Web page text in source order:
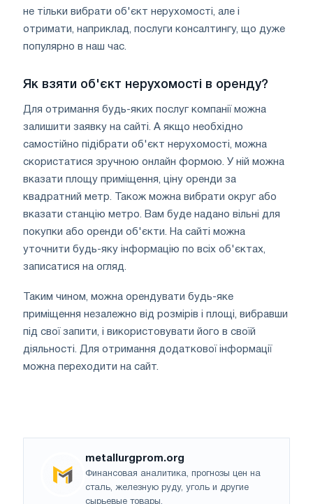
не тільки вибрати об'єкт нерухомості, але і
отримати, наприклад, послуги консалтингу, що дуже
популярно в наш час.
Як взяти об'єкт нерухомості в оренду?
Для отримання будь-яких послуг компанії можна
залишити заявку на сайті. А якщо необхідно
самостійно підібрати об'єкт нерухомості, можна
скористатися зручною онлайн формою. У ній можна
вказати площу приміщення, ціну оренди за
квадратний метр. Також можна вибрати округ або
вказати станцію метро. Вам буде надано вільні для
покупки або оренди об'єкти. На сайті можна
уточнити будь-яку інформацію по всіх об'єктах,
записатися на огляд.
Таким чином, можна орендувати будь-яке
приміщення незалежно від розмірів і площі, вибравши
під свої запити, і використовувати його в своїй
діяльності. Для отримання додаткової інформації
можна переходити на сайт.
metallurgprom.org
Финансовая аналитика, прогнозы цен на
сталь, железную руду, уголь и другие
сырьевые товары.